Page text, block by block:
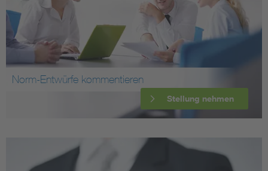
Norm-Entwürfe kommentieren
Stellung nehmen